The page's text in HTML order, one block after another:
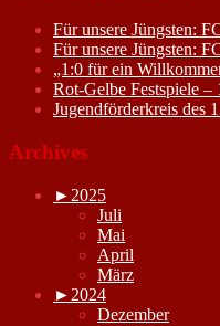
Für unsere Jüngsten:
Für unsere Jüngsten:
„1:0 für ein
Rot-Gelbe Festspiele
Jugendförderkreis des
Archives
► 2025
Juli
Mai
April
März
► 2024
Dezember